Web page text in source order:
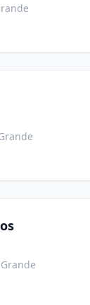
el Grande
el Grande